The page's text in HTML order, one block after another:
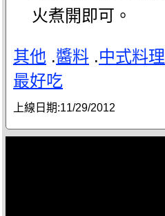
火煮開即可。
其他 .醬料 .中式料理
最好吃
上線日期:11/29/2012